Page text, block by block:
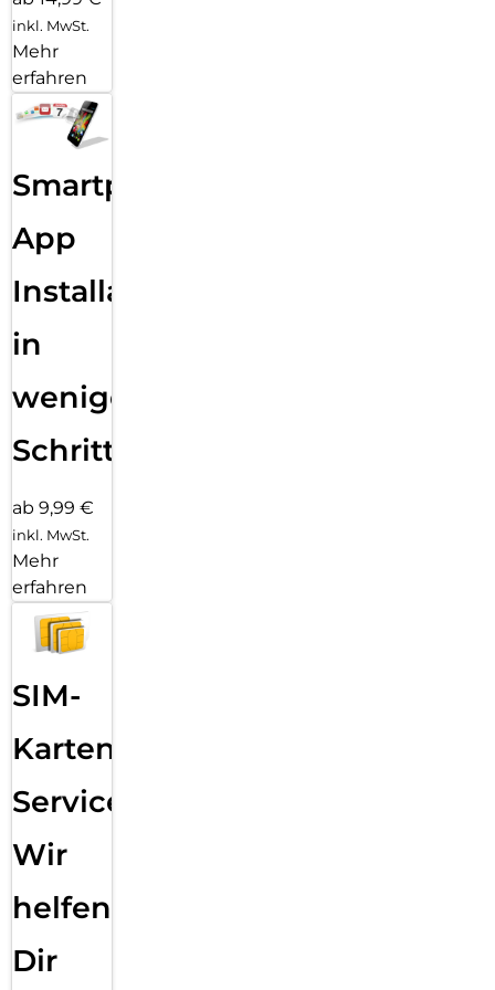
inkl. MwSt.
Mehr
erfahren
Smartphone
App
Installation
in
wenigen
Schritten
ab 9,99 €
inkl. MwSt.
Mehr
erfahren
SIM-
Karten
Service:
Wir
helfen
Dir